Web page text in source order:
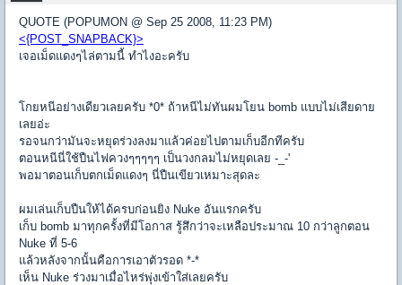
QUOTE (POPUMON @ Sep 25 2008, 11:23 PM)
<{POST_SNAPBACK}>
เจอเม็ดแดงๆไล่ตามนี้ ทำไงอะครับ
โกยหนีอย่างเดียวเลยครับ *0* ถ้าหนีไม่ทันผมโยน bomb แบบไม่เสียดาย
เลยอ่ะ
รอจนกว่ามันจะหยุดร่วงลงมาแล้วค่อยไปตามเก็บอีกทีครับ
ตอนหนีนี่ใช้ปืนไฟควงๆๆๆๆๆ เป็นวงกลมไม่หยุดเลย -_-'
พอมาตอนเก็บตกเม็ดแดงๆ นี่ปืนเขียวเหมาะสุดละ
ผมเล่นเก็บปืนให้ได้ครบก่อนยิง Nuke อันแรกครับ
เก็บ bomb มาทุกครั้งที่มีโอกาส รู้สึกว่าจะเหลือประมาณ 10 กว่าลูกตอน
Nuke ที่ 5-6
แล้วหลังจากนั้นคือการเอาตัวรอด *-*
เห็น Nuke ร่วงมาเมื่อไหร่พุ่งเข้าใส่เลยครับ